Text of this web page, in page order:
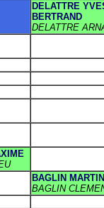
DELATTRE
BERTRAND
DELATTRE
BAGLIN MARTIN
BAGLIN